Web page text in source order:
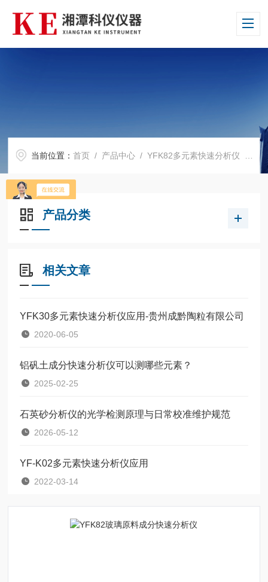
当前位置：首页 / 产品中心 /YFK82多元素快速分析仪
产品分类
相关文章
YFK30多元素快速分析仪应用-贵州成黔陶粒有限公司
2020-06-05
铝矾土成分快速分析仪可以测哪些元素？
2025-02-25
石英砂分析仪的光学检测原理与日常校准维护规范
2026-05-12
YF-K02多元素快速分析仪应用
2022-03-14